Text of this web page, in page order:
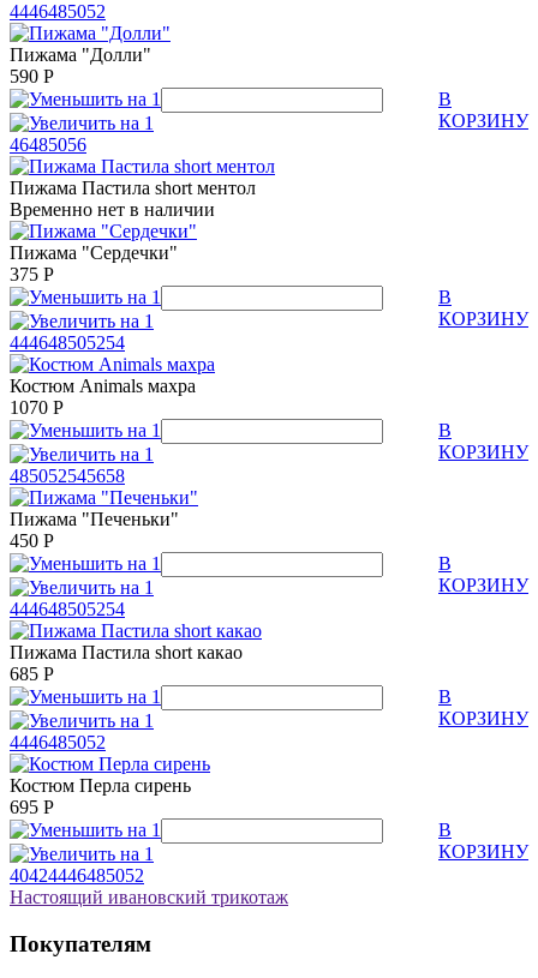
4446485052
Пижама "Долли"
590 Р
В
КОРЗИНУ
46485056
Пижама Пастила short ментол
Временно нет в наличии
Пижама "Сердечки"
375 Р
В
КОРЗИНУ
444648505254
Костюм Animals махра
1070 Р
В
КОРЗИНУ
485052545658
Пижама "Печеньки"
450 Р
В
КОРЗИНУ
444648505254
Пижама Пастила short какао
685 Р
В
КОРЗИНУ
4446485052
Костюм Перла сирень
695 Р
В
КОРЗИНУ
40424446485052
Настоящий ивановский трикотаж
Покупателям